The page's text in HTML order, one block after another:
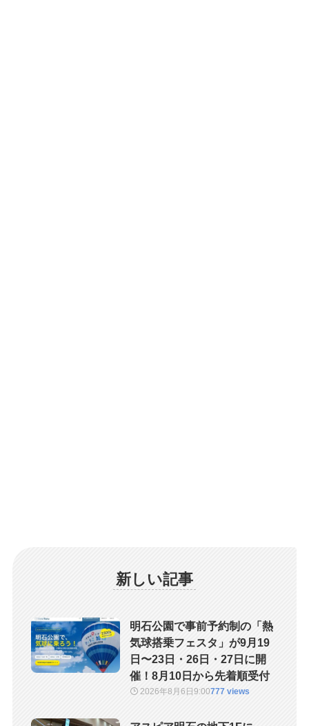
新しい記事
明石公園で事前予約制の「熱
気球搭乗フェスタ」が9月19
日〜23日・26日・27日に開
催！8月10日から先着順受付
2026年8月6日9:00777 views